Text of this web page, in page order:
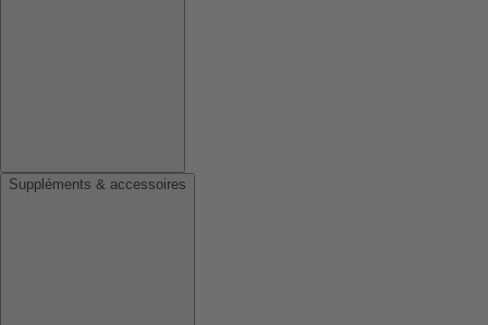
Suppléments & accessoires